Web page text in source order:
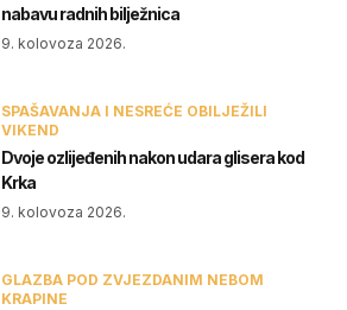
nabavu radnih bilježnica
9. kolovoza 2026.
SPAŠAVANJA I NESREĆE OBILJEŽILI
VIKEND
Dvoje ozlijeđenih nakon udara glisera kod
Krka
9. kolovoza 2026.
GLAZBA POD ZVJEZDANIM NEBOM
KRAPINE